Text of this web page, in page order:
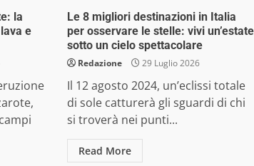
la
e
Le 8 migliori destinazioni in Italia
per osservare le stelle: vivi un’estate
sotto un cielo spettacolare
Redazione 29 Luglio 2026
Il 12 agosto 2024, un’eclissi totale
di sole catturerà gli sguardi di chi
si troverà nei punti...
Read More